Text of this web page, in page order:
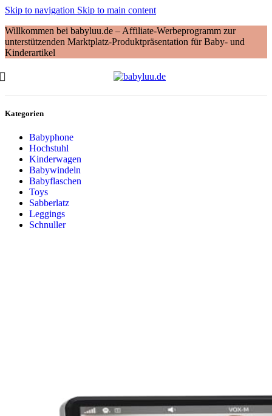
Skip to navigation Skip to main content
Willkommen bei babyluu.de – Affiliate-Werbeprogramm zur
unterstützenden Marktplatz-Produktpräsentation für Baby- und
Kinderartikel
Kategorien
Babyphone
Hochstuhl
Kinderwagen
Babywindeln
Babyflaschen
Toys
Sabberlatz
Leggings
Schnuller